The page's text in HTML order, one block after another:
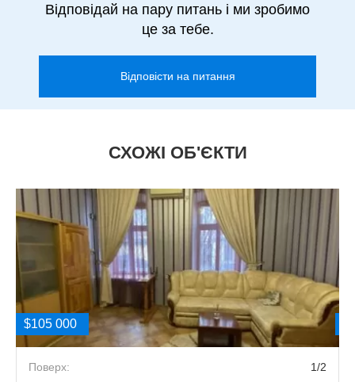
Відповідай на пару питань і ми зробимо
це за тебе.
Відповісти на питання
СХОЖІ ОБ'ЄКТИ
$105 000
Поверх:
1/2